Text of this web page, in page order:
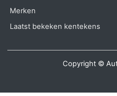
Merken
Laatst bekeken kentekens
Copyright ©